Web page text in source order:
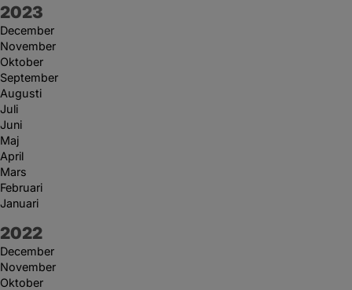
År:
2023
December
November
Oktober
September
Augusti
Juli
Juni
Maj
April
Mars
Februari
Januari
År:
2022
December
November
Oktober